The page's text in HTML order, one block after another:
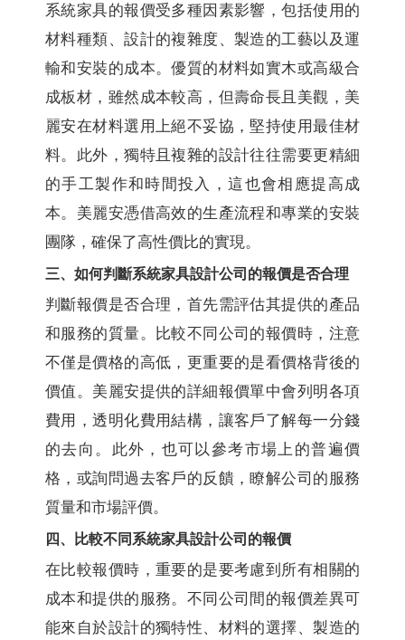
系統家具的報價受多種因素影響，包括使用的
材料種類、設計的複雜度、製造的工藝以及運
輸和安裝的成本。優質的材料如實木或高級合
成板材，雖然成本較高，但壽命長且美觀，美
麗安在材料選用上絕不妥協，堅持使用最佳材
料。此外，獨特且複雜的設計往往需要更精細
的手工製作和時間投入，這也會相應提高成
本。美麗安憑借高效的生產流程和專業的安裝
團隊，確保了高性價比的實現。
三、如何判斷系統家具設計公司的報價是否合理
判斷報價是否合理，首先需評估其提供的產品
和服務的質量。比較不同公司的報價時，注意
不僅是價格的高低，更重要的是看價格背後的
價值。美麗安提供的詳細報價單中會列明各項
費用，透明化費用結構，讓客戶了解每一分錢
的去向。此外，也可以參考市場上的普遍價
格，或詢問過去客戶的反饋，瞭解公司的服務
質量和市場評價。
四、比較不同系統家具設計公司的報價
在比較報價時，重要的是要考慮到所有相關的
成本和提供的服務。不同公司間的報價差異可
能來自於設計的獨特性、材料的選擇、製造的